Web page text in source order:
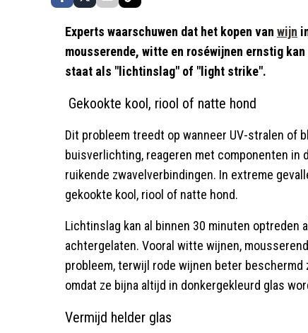
Experts waarschuwen dat het kopen van wijn
mousserende, witte en roséwijnen ernstig
staat als "lichtinslag" of "light strike".
Gekookte kool, riool of natte hond
Dit probleem treedt op wanneer UV-stralen of
buisverlichting, reageren met componenten in
ruikende zwavelverbindingen. In extreme
gekookte kool, riool of natte hond.
Lichtinslag kan al binnen 30 minuten
achtergelaten. Vooral witte wijnen,
probleem, terwijl rode wijnen beter
omdat ze bijna altijd in donkergekleurd glas
Vermijd helder glas